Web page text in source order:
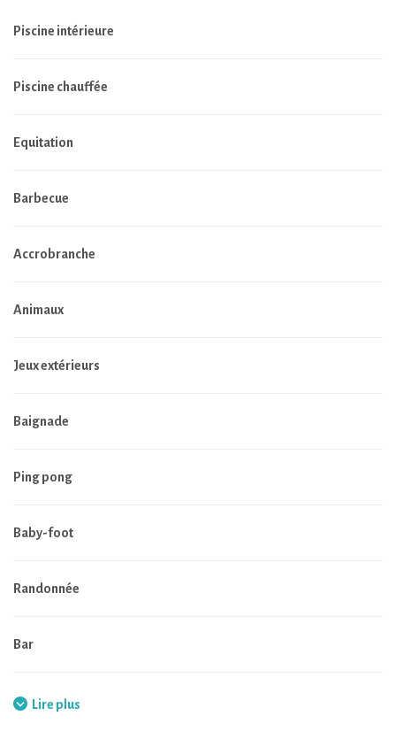
Piscine intérieure
Piscine chauffée
Equitation
Barbecue
Accrobranche
Animaux
Jeux extérieurs
Baignade
Ping pong
Baby-foot
Randonnée
Bar
Restaurant
Lire plus